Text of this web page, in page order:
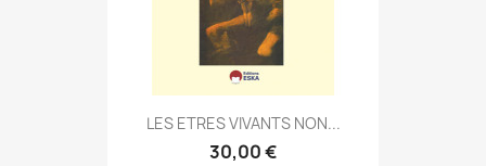
LES ETRES VIVANTS NON...
30,00 €